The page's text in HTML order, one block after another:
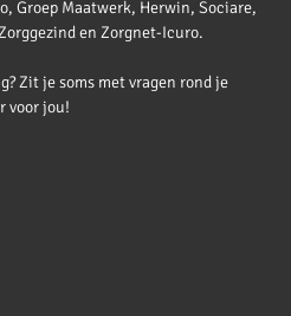
Groep Maatwerk, Herwin, Sociare,
en Zorgnet-Icuro.
Zit je soms met vragen rond je
voor jou!